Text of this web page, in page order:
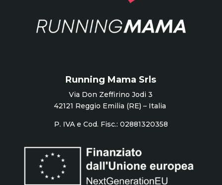
Running Mama Srls
Via Don Zeffirino Jodi 3
42121 Reggio Emilia (RE) – Italia
P. IVA e Cod. Fisc.: 02881320358